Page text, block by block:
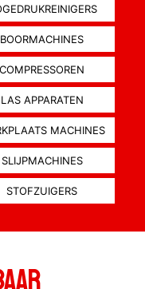
BOORMACHINES
COMPRESSOREN
LAS APPARATEN
MACHINES
SLIJPMACHINES
STOFZUIGERS